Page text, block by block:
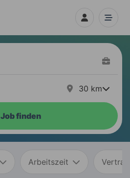
30 km
Job finden
Arbeitszeit